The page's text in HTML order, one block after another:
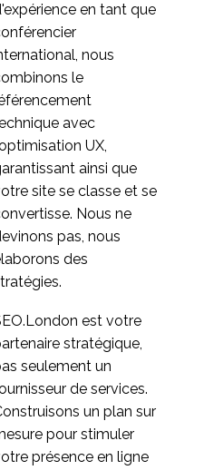
3
1
- Test
3
sur
à
1
en tant que
nous
le
avec
UX,
ainsi que
site se classe et se
Nous ne
pas, nous
des
est votre
stratégique,
seulement un
de services.
un plan sur
pour stimuler
présence en ligne